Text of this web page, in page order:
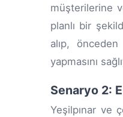
müşterilerine
planlı bir
alıp,
yapmasını
Senaryo 2:
Yeşilpınar ve